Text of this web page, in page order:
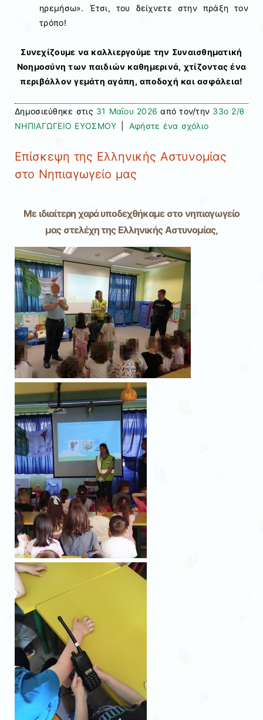
ηρεμήσω». Έτσι, του δείχνετε στην πράξη τον
τρόπο!
Συνεχίζουμε να καλλιεργούμε την Συναισθηματική
Νοημοσύνη των παιδιών καθημερινά, χτίζοντας ένα
περιβάλλον γεμάτη αγάπη, αποδοχή και ασφάλεια!
Δημοσιεύθηκε στις 31 Μαΐου 2026 από τον/την 33ο 2/θ
ΝΗΠΙΑΓΩΓΕΙΟ ΕΥΟΣΜΟΥ
Αφήστε ένα σχόλιο
Επίσκεψη της Ελληνικής Αστυνομίας
στο Νηπιαγωγείο μας
Με ιδιαίτερη χαρά υποδεχθήκαμε στο νηπιαγωγείο
μας στελέχη της Ελληνικής Αστυνομίας,